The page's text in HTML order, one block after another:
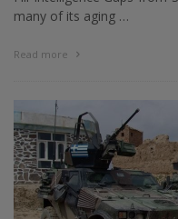
many of its aging …
Read more